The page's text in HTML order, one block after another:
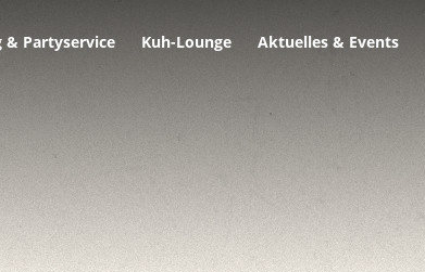
& Partyservice Kuh-Lounge Aktuelles & Events